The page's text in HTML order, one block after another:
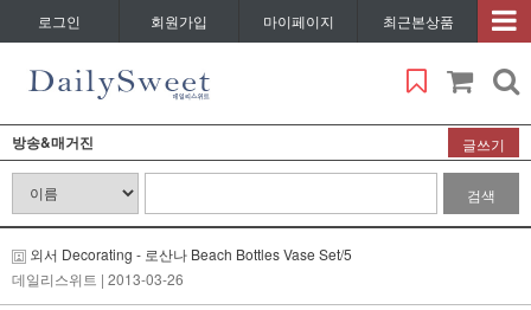
로그인 회원가입 마이페이지 최근본상품
방송&매거진 글쓰기
검색
외서 Decorating - 로산나 Beach Bottles Vase Set/5
데일리스위트 | 2013-03-26